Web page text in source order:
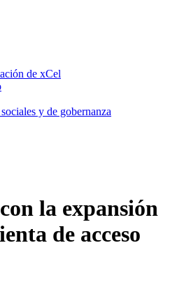
de xCel
y de gobernanza
la expansión
de acceso